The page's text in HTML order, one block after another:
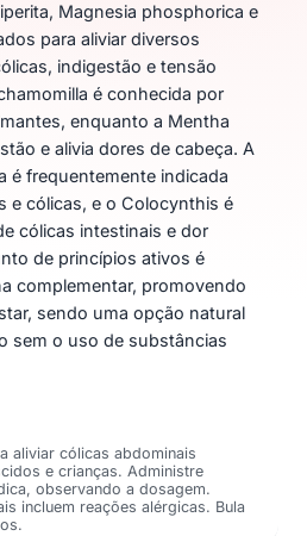
Magnesia phosphorica e
para aliviar diversos
indigestão e tensão
é conhecida por
enquanto a Mentha
e alivia dores de cabeça. A
é frequentemente indicada
e cólicas, e o Colocynthis é
cólicas intestinais e dor
de princípios ativos é
complementar, promovendo
sendo uma opção natural
sem o uso de substâncias
aliviar cólicas abdominais
e crianças. Administre
observando a dosagem.
incluem reações alérgicas. Bula